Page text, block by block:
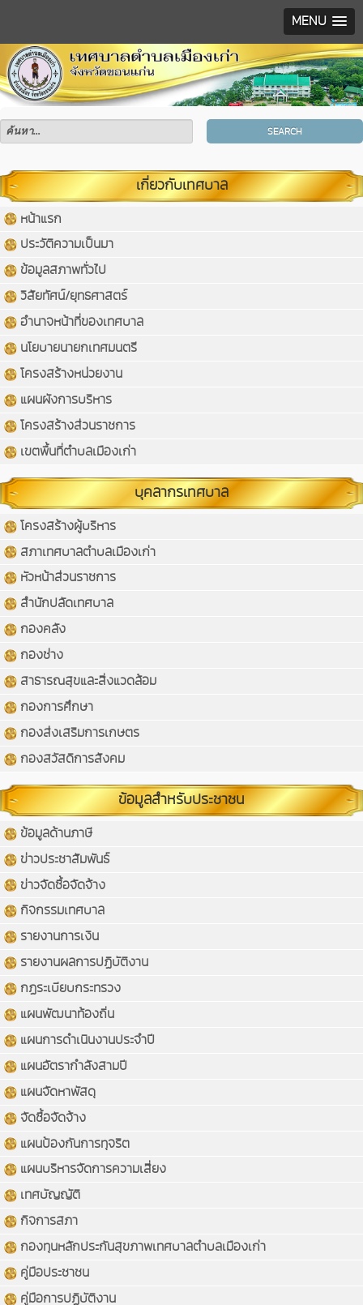
MENU
SEARCH
เกี่ยวกับเทศบาล
หน้าแรก
ประวัติความเป็นมา
ข้อมูลสภาพทั่วไป
วิสัยทัศน์/ยุทธศาสตร์
อำนาจหน้าที่ของเทศบาล
นโยบายนายกเทศมนตรี
โครงสร้างหน่วยงาน
แผนผังการบริหาร
โครงสร้างส่วนราชการ
เขตพื้นที่ตำบลเมืองเก่า
บุคลากรเทศบาล
โครงสร้างผู้บริหาร
สภาเทศบาลตำบลเมืองเก่า
หัวหน้าส่วนราชการ
สำนักปลัดเทศบาล
กองคลัง
กองช่าง
สาธารณสุขและสิ่งแวดล้อม
กองการศึกษา
กองส่งเสริมการเกษตร
กองสวัสดิการสังคม
ข้อมูลสำหรับประชาชน
ข้อมูลด้านภาษี
ข่าวประชาสัมพันธ์
ข่าวจัดซื้อจัดจ้าง
กิจกรรมเทศบาล
รายงานการเงิน
รายงานผลการปฏิบัติงาน
กฏระเบียบกระทรวง
แผนพัฒนาท้องถิ่น
แผนการดำเนินงานประจำปี
แผนอัตรากำลังสามปี
แผนจัดหาพัสดุ
จัดซื้อจัดจ้าง
แผนป้องกันการทุจริต
แผนบริหารจัดการความเสี่ยง
เทศบัญญัติ
กิจการสภา
กองทุนหลักประกันสุขภาพเทศบาลตำบลเมืองเก่า
คู่มือประชาชน
คู่มือการปฏิบัติงาน